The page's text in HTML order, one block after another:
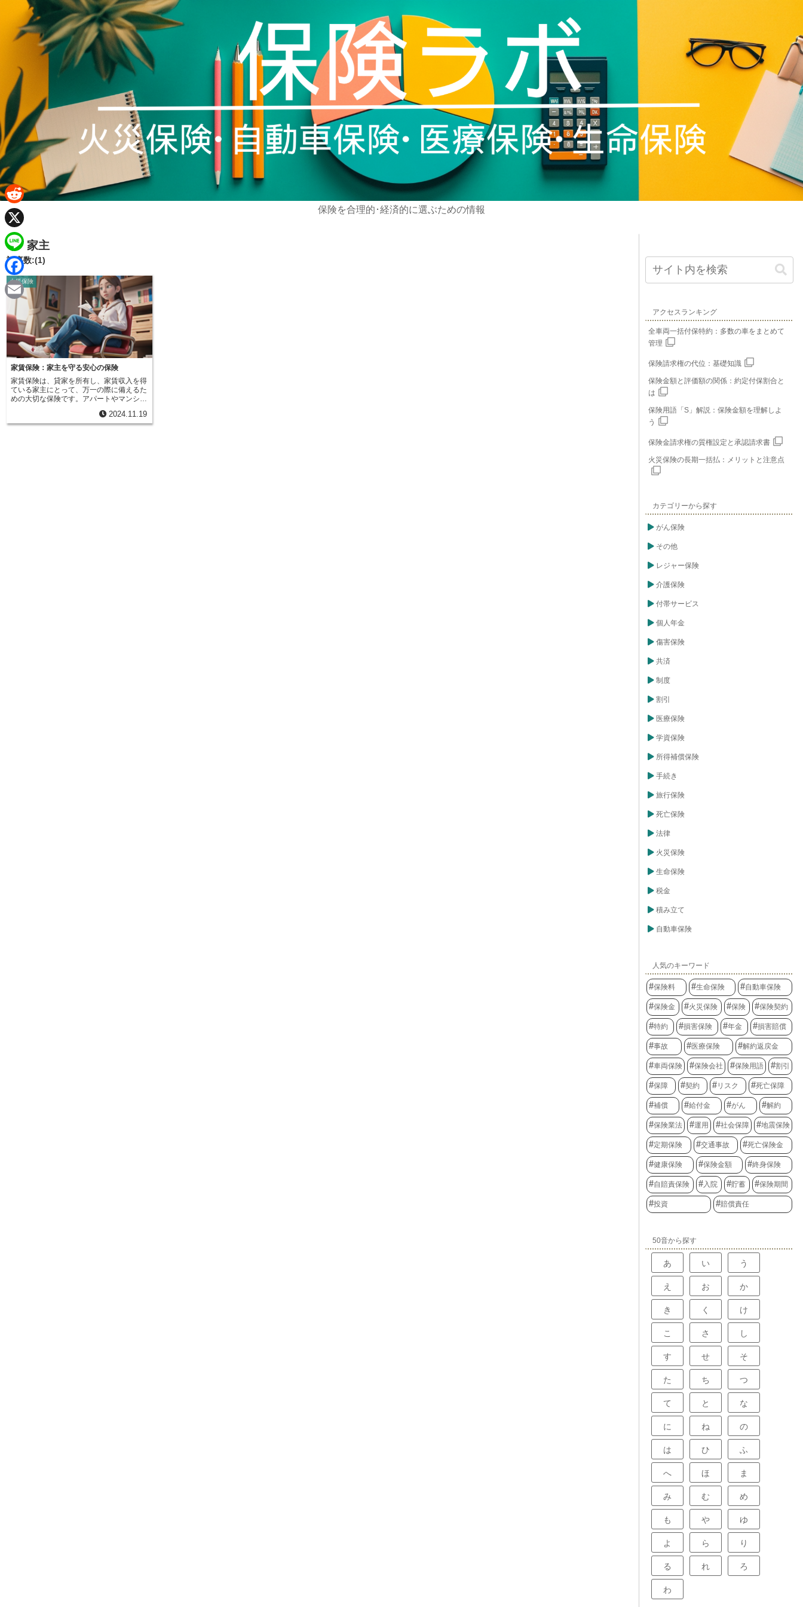
保険を合理的･経済的に選ぶための情報
家主
記事数:(1)
火災保険
家賃保険：家主を守る安心の保険
家賃保険は、貸家を所有し、家賃収入を得
ている家主にとって、万一の際に備えるた
めの大切な保険です。アパートやマンショ
る場合、火事や台風、洪水などの思いがけ
ない出来事で建物が壊れてしまい、入居者
2024.11.19
アクセスランキング
全車両一括付保特約：多数の車をまとめて
管理
保険請求権の代位：基礎知識
保険金額と評価額の関係：約定付保割合と
は
保険用語「S」解説：保険金額を理解しよ
う
保険金請求権の質権設定と承認請求書
火災保険の長期一括払：メリットと注意点
カテゴリーから探す
がん保険
その他
レジャー保険
介護保険
付帯サービス
個人年金
傷害保険
共済
制度
割引
医療保険
学資保険
所得補償保険
手続き
旅行保険
死亡保険
法律
火災保険
生命保険
税金
積み立て
自動車保険
人気のキーワード
保険料 生命保険 自動車保険
保険金 火災保険 保険 保険契約
特約 損害保険 年金 損害賠償
事故 医療保険 解約返戻金
車両保険 保険会社 保険用語 割引
保障 契約 リスク 死亡保障
補償 給付金 がん 解約
保険業法 運用 社会保障 地震保険
定期保険 交通事故 死亡保険金
健康保険 保険金額 終身保険
自賠責保険 入院 貯蓄 保険期間
投資 賠償責任
50音から探す
あ い う
え お か
き く け
こ さ し
す せ そ
た ち つ
て と な
に ね の
は ひ ふ
へ ほ ま
み む め
も や ゆ
よ ら り
る れ ろ
わ
R
e
d
d
i
X
L
n
e
F
e
b
a